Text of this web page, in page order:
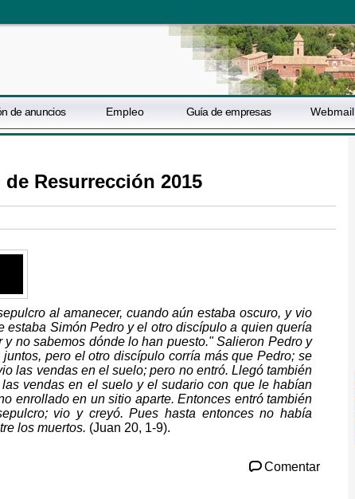
de anuncios Empleo Guía de empresas Webmail
Resurrección 2015
Comentar
al amanecer, cuando aún estaba oscuro, y vio
Simón Pedro y el otro discípulo a quien quería
no sabemos dónde lo han puesto." Salieron Pedro y
pero el otro discípulo corría más que Pedro; se
las vendas en el suelo; pero no entró. Llegó también
vendas en el suelo y el sudario con que le habían
enrollado en un sitio aparte. Entonces entró también
vio y creyó. Pues hasta entonces no había
los muertos. (Juan 20, 1-9).